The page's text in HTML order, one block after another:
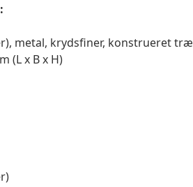
metal, krydsfiner, konstrueret træ
(L x B x H)